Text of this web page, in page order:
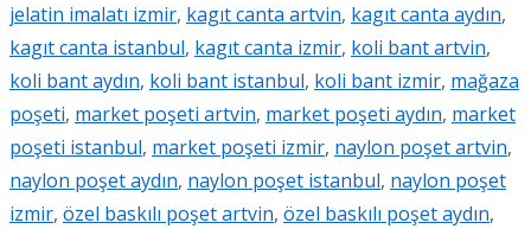
jelatin imalatı izmir, kagıt canta artvin, kagıt canta aydın,
kagıt canta istanbul, kagıt canta izmir, koli bant artvin,
koli bant aydın, koli bant istanbul, koli bant izmir, mağaza
poşeti, market poşeti artvin, market poşeti aydın, market
poşeti istanbul, market poşeti izmir, naylon poşet artvin,
naylon poşet aydın, naylon poşet istanbul, naylon poşet
izmir, özel baskılı poşet artvin, özel baskılı poşet aydın,